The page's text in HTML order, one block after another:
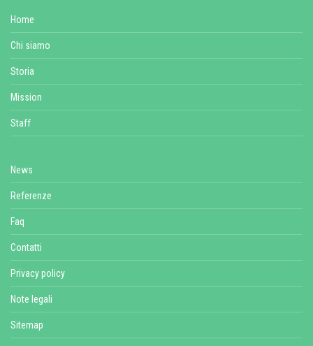
Home
Chi siamo
Storia
Mission
Staff
News
Referenze
Faq
Contatti
Privacy policy
Note legali
Sitemap